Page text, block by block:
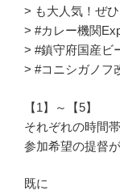
> も大人気！ぜ
> #カレー機関
> #鎮守府国産ビ
> #コニシガノフ
【1】～【5】
それぞれの時間
参加希望の提督
既に